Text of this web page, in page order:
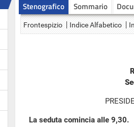
Stenografico Sommario
Frontespizio Indice Alfabetico
La seduta comincia alle 9,30.